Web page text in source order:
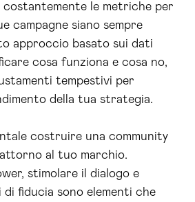
costantemente le metriche per
campagne siano sempre
approccio basato sui dati
cosa funziona e cosa no,
tempestivi per
della tua strategia.
costruire una community
al tuo marchio.
stimolare il dialogo e
fiducia sono elementi che